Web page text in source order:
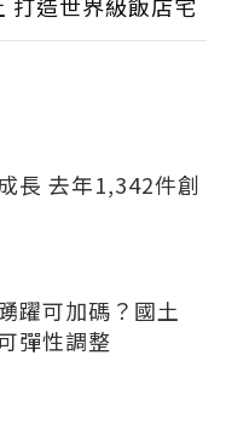
長 去年1,342件創
躍可加碼？國土
彈性調整